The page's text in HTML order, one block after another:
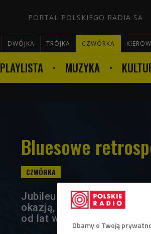
PORTAL POLSKIEGO RADIA SA
DWÓJKA TRÓJKA CZWÓRKA
PLAYLISTA MUZYKA
Bluesowe
Jubileuszowa 30. edycji
okazją, by posłuchać
od lat wspólnie nie
Dbamy o Twoją